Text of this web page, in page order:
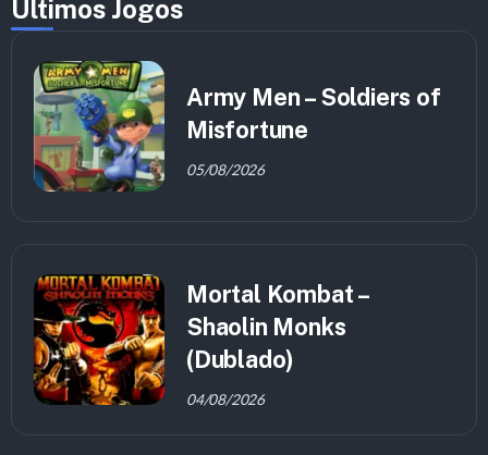
Últimos Jogos
Army Men – Soldiers of
Misfortune
05/08/2026
Mortal Kombat –
Shaolin Monks
(Dublado)
04/08/2026